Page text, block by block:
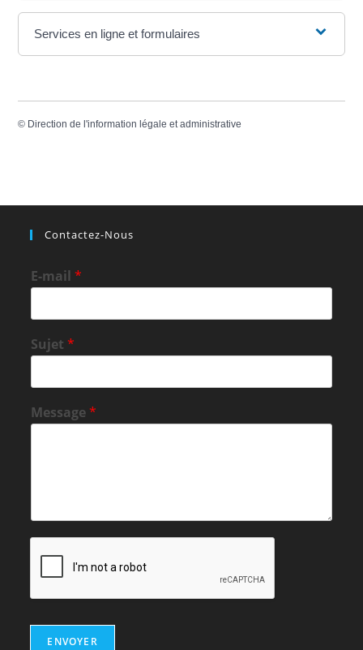
Services en ligne et formulaires
© Direction de l'information légale et administrative
Contactez-Nous
E-mail*
Sujet*
Message*
ENVOYER